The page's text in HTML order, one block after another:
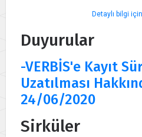
Detaylı bilgi
Duyurular
-VERBİS'e Kayıt
Uzatılması
24/06/2020
Sirküler